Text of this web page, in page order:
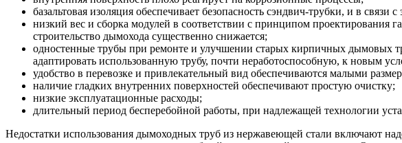
базальтовая изоляция обеспечивает безопасность сэндвич-трубки, и в
низкий вес и сборка модулей в соответствии с принципом проектирования
строительство дымохода существенно снижается;
одностенные трубы при ремонте и улучшении старых кирпичных дымовых
адаптировать использованную трубу, почти неработоспособную, к новым
удобство в перевозке и привлекательный вид обеспечиваются малыми
наличие гладких внутренних поверхностей обеспечивают простую очистку;
низкие эксплуатационные расходы;
длительный период бесперебойной работы, при надлежащей технологии
Недостатки использования дымоходных труб из нержавеющей стали включают